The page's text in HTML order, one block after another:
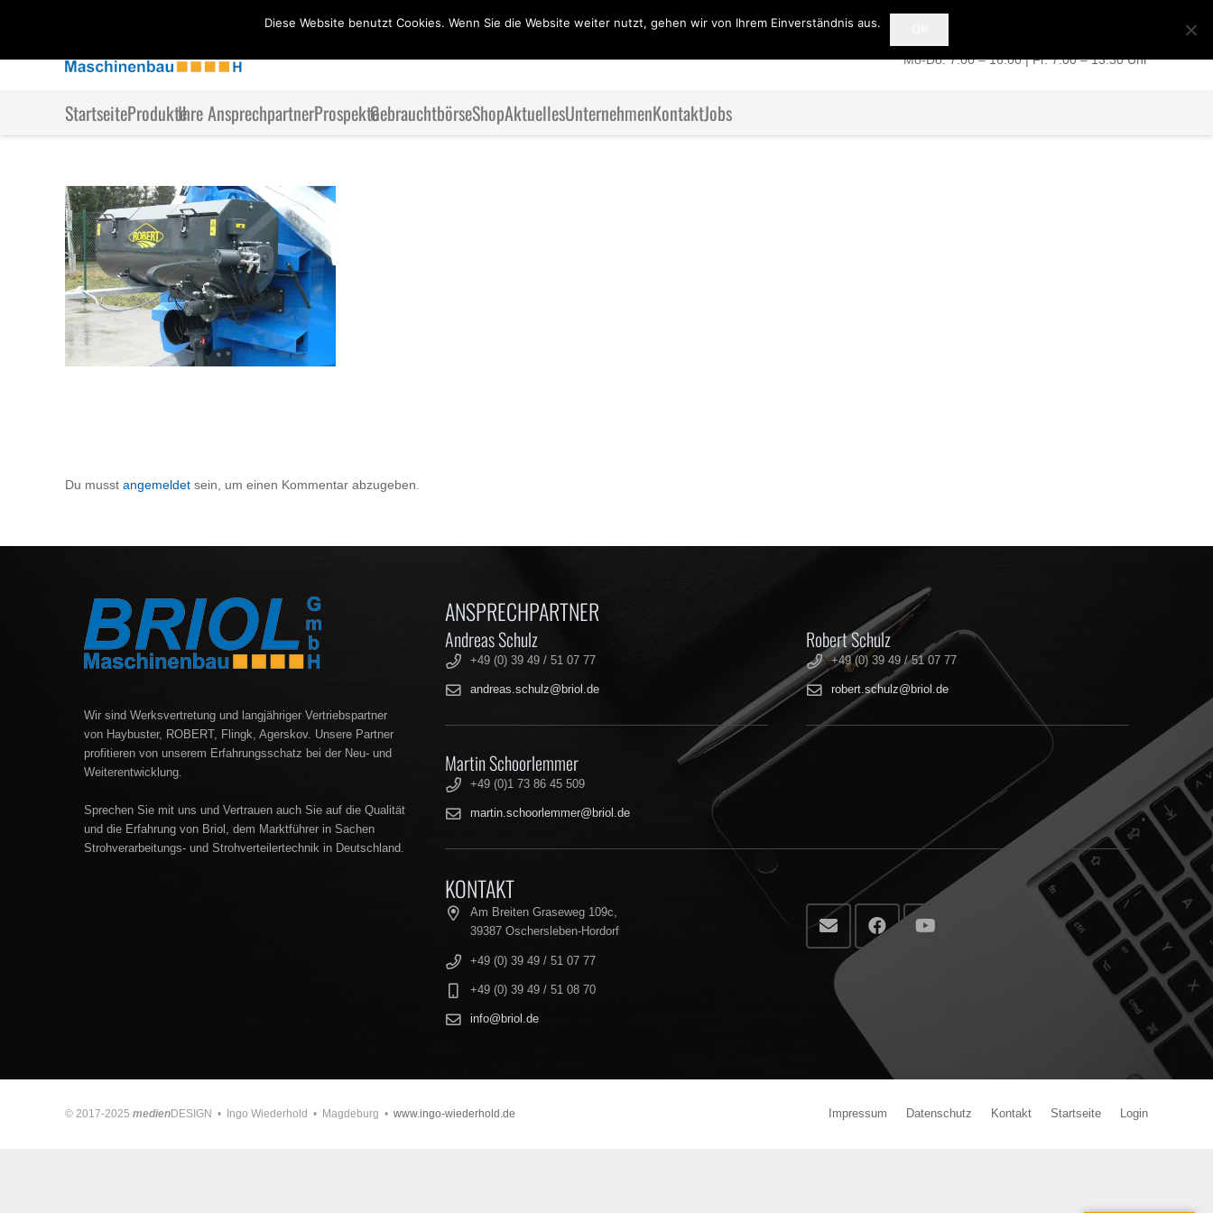
Mo-Do: 7:00 – 16:00 | Fr. 7:00 – 13:30 Uhr
StartseiteProdukteIhre AnsprechpartnerProspekteGebrauchtbörseShopAktuellesUnternehmenKontaktJobs
Du musst angemeldet sein, um einen Kommentar abzugeben.
Wir sind Werksvertretung und langjähriger Vertriebspartner
von Haybuster, ROBERT, Flingk, Agerskov. Unsere Partner
profitieren von unserem Erfahrungsschatz bei der Neu- und
Weiterentwicklung.
Sprechen Sie mit uns und Vertrauen auch Sie auf die Qualität
und die Erfahrung von Briol, dem Marktführer in Sachen
Strohverarbeitungs- und Strohverteilertechnik in Deutschland.
ANSPRECHPARTNER
Andreas Schulz
+49 (0) 39 49 / 51 07 77
andreas.schulz@briol.de
Martin Schoorlemmer
+49 (0)1 73 86 45 509
martin.schoorlemmer@briol.de
Robert Schulz
+49 (0) 39 49 / 51 07 77
robert.schulz@briol.de
KONTAKT
Am Breiten Graseweg 109c,
39387 Oschersleben-Hordorf
+49 (0) 39 49 / 51 07 77
+49 (0) 39 49 / 51 08 70
info@briol.de
© 2017-2025 medienDESIGN • Ingo Wiederhold • Magdeburg • www.ingo-wiederhold.de Impressum Datenschutz Kontakt Startseite Login
Diese Website benutzt Cookies. Wenn Sie die Website weiter nutzt, gehen wir von Ihrem Einverständnis aus.